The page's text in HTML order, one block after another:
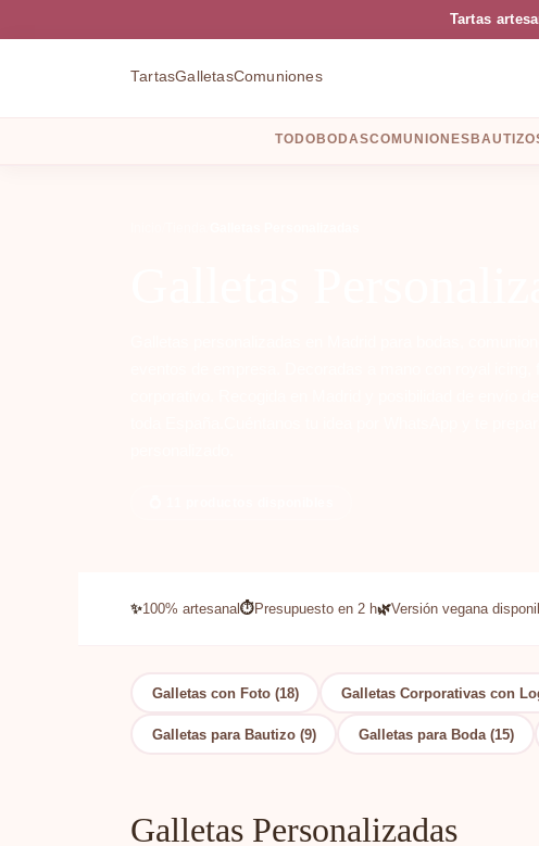
Tartas
TartasGalletasComuniones
TODO BODASCOMUNIONES
✨100% artesanal⏱️Presupuesto en 2 h🌿Versión vegana
Galletas con Foto (18) Galletas Corporativas con
Galletas para Bautizo (9) Galletas para Boda (15)
Galletas Personalizadas